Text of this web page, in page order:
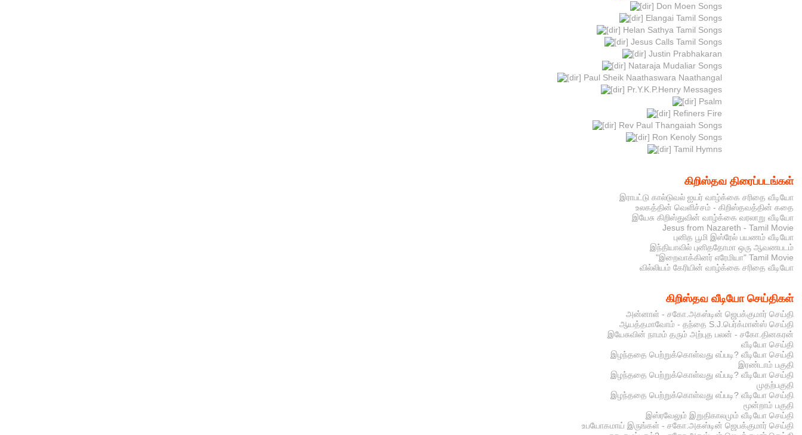
Don Moen Songs
Elangai Tamil Songs
Helan Sathya Tamil Songs
Jesus Calls Tamil Songs
Justin Prabhakaran
Nataraja Mudaliar Songs
Paul Sheik Naathaswara Naathangal
Pr.Y.K.P.Henry Messages
Psalm
Refiners Fire
Rev Paul Thangaiah Songs
Ron Kenoly Songs
Tamil Hymns
கிறிஸ்தவ திரைப்படங்கள்
இராபட்டு கால்டுவல் ஐயர் வாழ்க்கை சரிதை வீடியோ
உலகத்தின் வெளிச்சம் - கிறிஸ்தவத்தின் கதை
இயேசு கிறிஸ்துவின் வாழ்க்கை வரலாறு வீடியோ
Jesus from Nazareth - Tamil Movie
புனித பூமி இஸ்ரேல் பயணம் வீடியோ
இந்தியாவில் புனிததோமா ஒரு ஆவணபடம்
"இறைவாக்கினர் எரேமியா" Tamil Movie
வில்லியம் கேரியின் வாழ்க்கை சரிதை வீடியோ
கிறிஸ்தவ வீடியோ செய்திகள்
அன்னாள் - சகோ.அகஸ்டின் ஜெபக்குமார் செய்தி
ஆயத்தமாவோம் - தந்தை S.J.பெர்க்மான்ஸ் செய்தி
இயேசுவின் நாமம் தரும் அற்புத பலன் - சகோ.தினகரன்
வீடியோ செய்தி
இழந்ததை பெற்றுக்கொள்வது எப்படி? வீடியோ செய்தி
இரண்டாம் பகுதி
இழந்ததை பெற்றுக்கொள்வது எப்படி? வீடியோ செய்தி
முதற்பகுதி
இழந்ததை பெற்றுக்கொள்வது எப்படி? வீடியோ செய்தி
மூன்றாம் பகுதி
இஸ்ரவேலும் இறுதிகாலமும் வீடியோ செய்தி
உபயோகமாய் இருங்கள் - சகோ.அகஸ்டின் ஜெபக்குமார் செய்தி